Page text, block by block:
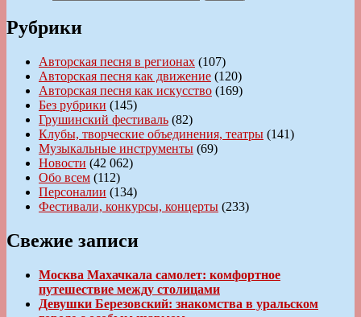
Рубрики
Авторская песня в регионах (107)
Авторская песня как движение (120)
Авторская песня как искусство (169)
Без рубрики (145)
Грушинский фестиваль (82)
Клубы, творческие объединения, театры (141)
Музыкальные инструменты (69)
Новости (42 062)
Обо всем (112)
Персоналии (134)
Фестивали, конкурсы, концерты (233)
Свежие записи
Москва Махачкала самолет: комфортное
путешествие между столицами
Девушки Березовский: знакомства в уральском